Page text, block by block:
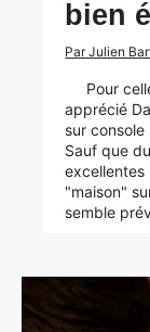
bien
Par Julien
Pour
apprécié
sur
Sauf que
excellentes
"maison"
semble